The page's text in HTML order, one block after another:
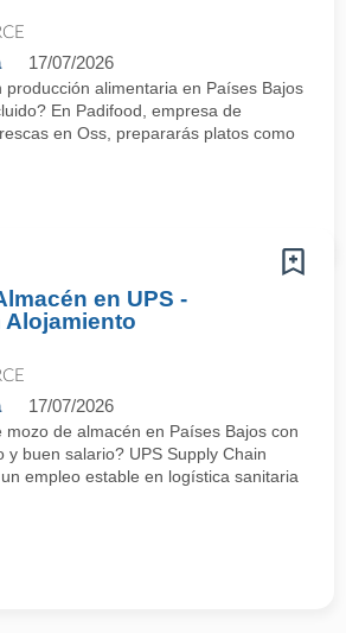
17/07/2026
producción alimentaria en Países Bajos
En Padifood, empresa de
en Oss, prepararás platos como
en UPS -
Alojamiento
17/07/2026
mozo de almacén en Países Bajos con
y buen salario? UPS Supply Chain
empleo estable en logística sanitaria